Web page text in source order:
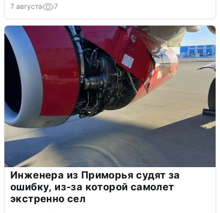
7 августа 7
Инженера из Приморья судят за
ошибку, из-за которой самолет
экстренно сел